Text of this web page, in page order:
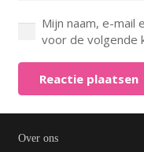
Mijn naam, e-mail
voor de volgende
Reactie plaatsen
Over ons